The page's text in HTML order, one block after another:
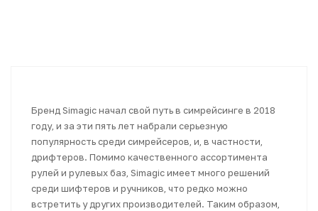
Бренд Simagic начал свой путь в симрейсинге в 2018
году, и за эти пять лет набрали серьезную
популярность среди симрейсеров, и, в частности,
дрифтеров. Помимо качественного ассортимента
рулей и рулевых баз, Simagic имеет много решений
среди шифтеров и ручников, что редко можно
встретить у других производителей. Таким образом,